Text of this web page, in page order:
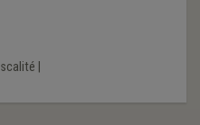
un titre exécutoire